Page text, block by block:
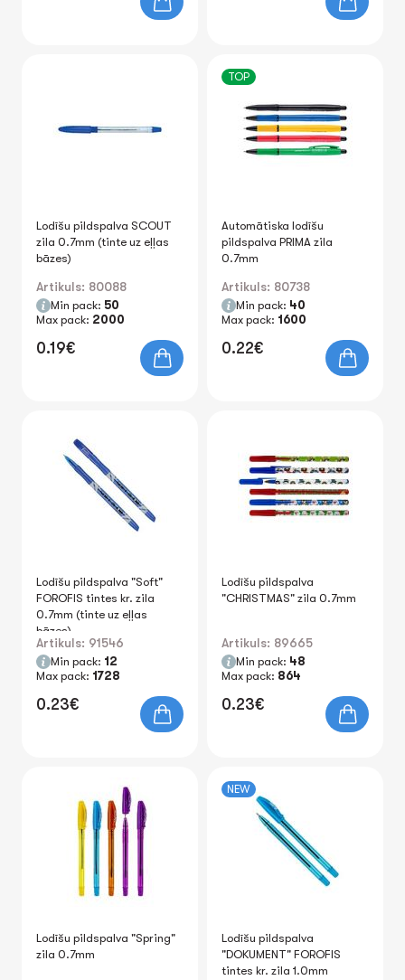
Lodīšu pildspalva SCOUT
zila 0.7mm (tinte uz eļļas
bāzes)
Artikuls: 80088
Min pack: 50
Max pack: 2000
0.19€
TOP
Automātiska lodīšu
pildspalva PRIMA zila
0.7mm
Artikuls: 80738
Min pack: 40
Max pack: 1600
0.22€
Lodīšu pildspalva "Soft"
FOROFIS tintes kr. zila
0.7mm (tinte uz eļļas
bāzes)
Artikuls: 91546
Min pack: 12
Max pack: 1728
0.23€
Lodīšu pildspalva
"CHRISTMAS" zila 0.7mm
Artikuls: 89665
Min pack: 48
Max pack: 864
0.23€
Lodīšu pildspalva "Spring"
zila 0.7mm
NEW
Lodīšu pildspalva
"DOKUMENT" FOROFIS
tintes kr. zila 1.0mm